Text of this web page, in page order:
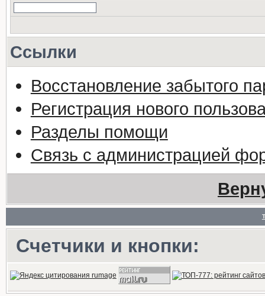
Ссылки
Восстановление забытого
Регистрация нового
Разделы помощи
Связь с администрацией
Счетчики и кнопки: